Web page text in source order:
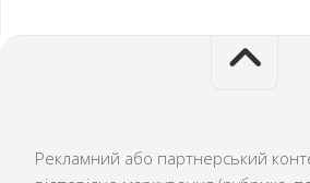
Рекламний або партнерський